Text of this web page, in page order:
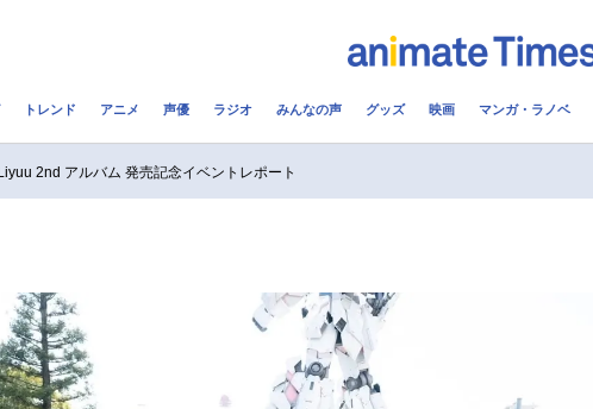
プリ
最新記事一覧
アニメ記事一覧
声優記事一覧
アニメ映画一覧
実写化映画一覧
男性声優/女性声優一覧
トレンド アニメ 声優 ラジオ みんなの声 グッズ 映画 マンガ・ラノベ
2nd アルバム 発売記念イベントレポート